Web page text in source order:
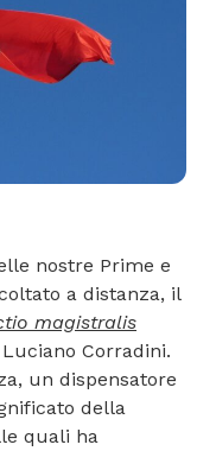
nostre Prime e
a distanza, il
magistralis
Corradini.
un dispensatore
della
quali ha